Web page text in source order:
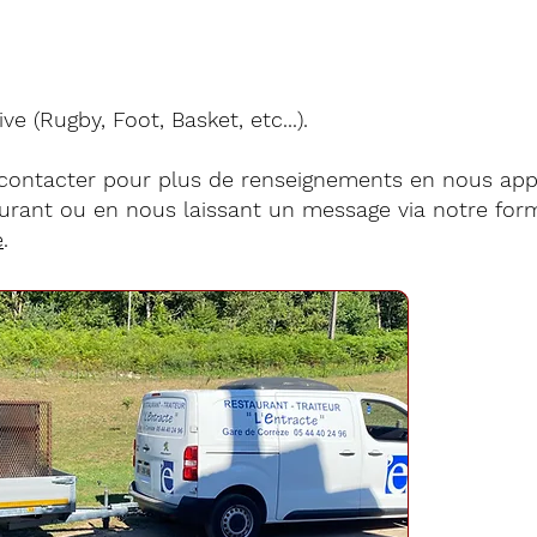
(Rugby, Foot, Basket, etc...).
pour plus de renseignements en nous
ou en nous laissant un message via notre
.